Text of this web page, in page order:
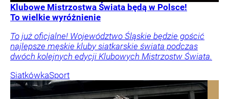
Klubowe Mistrzostwa Świata będą w Polsce!
To wielkie wyróżnienie
To już oficjalne! Województwo Śląskie będzie gościć
najlepsze męskie kluby siatkarskie świata podczas
dwóch kolejnych edycji Klubowych Mistrzostw Świata.
SiatkówkaSport